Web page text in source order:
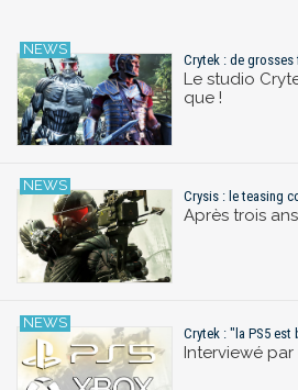
Crytek : de
Le studio
que !
Crysis : le teasing
Après trois
Crytek : "la PS5
Interviewé